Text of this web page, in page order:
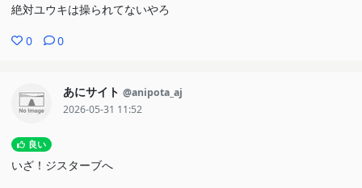
絶対ユウキは操られてないやろ
0 0
あにサイト @anipota_aj
2026-05-31 11:52
良い
いざ！ジスターブへ